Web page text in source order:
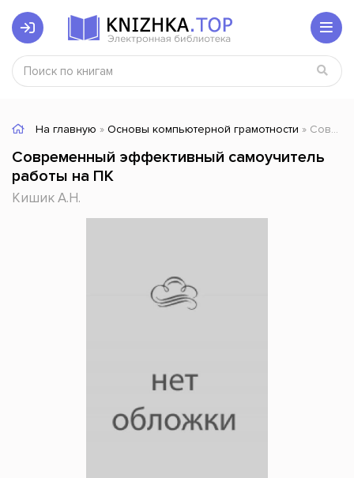
На главную » Основы компьютерной грамотности » Современный эффективный самоучитель работы на ПК
Современный эффективный самоучитель
работы на ПК
Кишик А.Н.